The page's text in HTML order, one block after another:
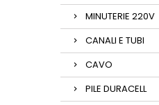
MINUTERIE 220V
CANALI E TUBI
CAVO
PILE DURACELL